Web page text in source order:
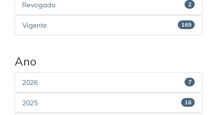
Revogado 2
Vigente 169
Ano
2026 7
2025 16